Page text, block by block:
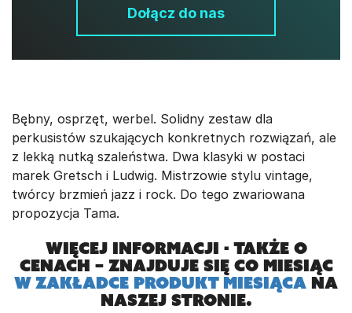
Dołącz do nas
Bębny, osprzęt, werbel. Solidny zestaw dla
perkusistów szukających konkretnych rozwiązań, ale
z lekką nutką szaleństwa. Dwa klasyki w postaci
marek Gretsch i Ludwig. Mistrzowie stylu vintage,
twórcy brzmień jazz i rock. Do tego zwariowana
propozycja Tama.
Więcej informacji - także o
cenach – znajduje się co miesiąc
w zakładce PRODUKT MIESIĄCA na
naszej stronie.